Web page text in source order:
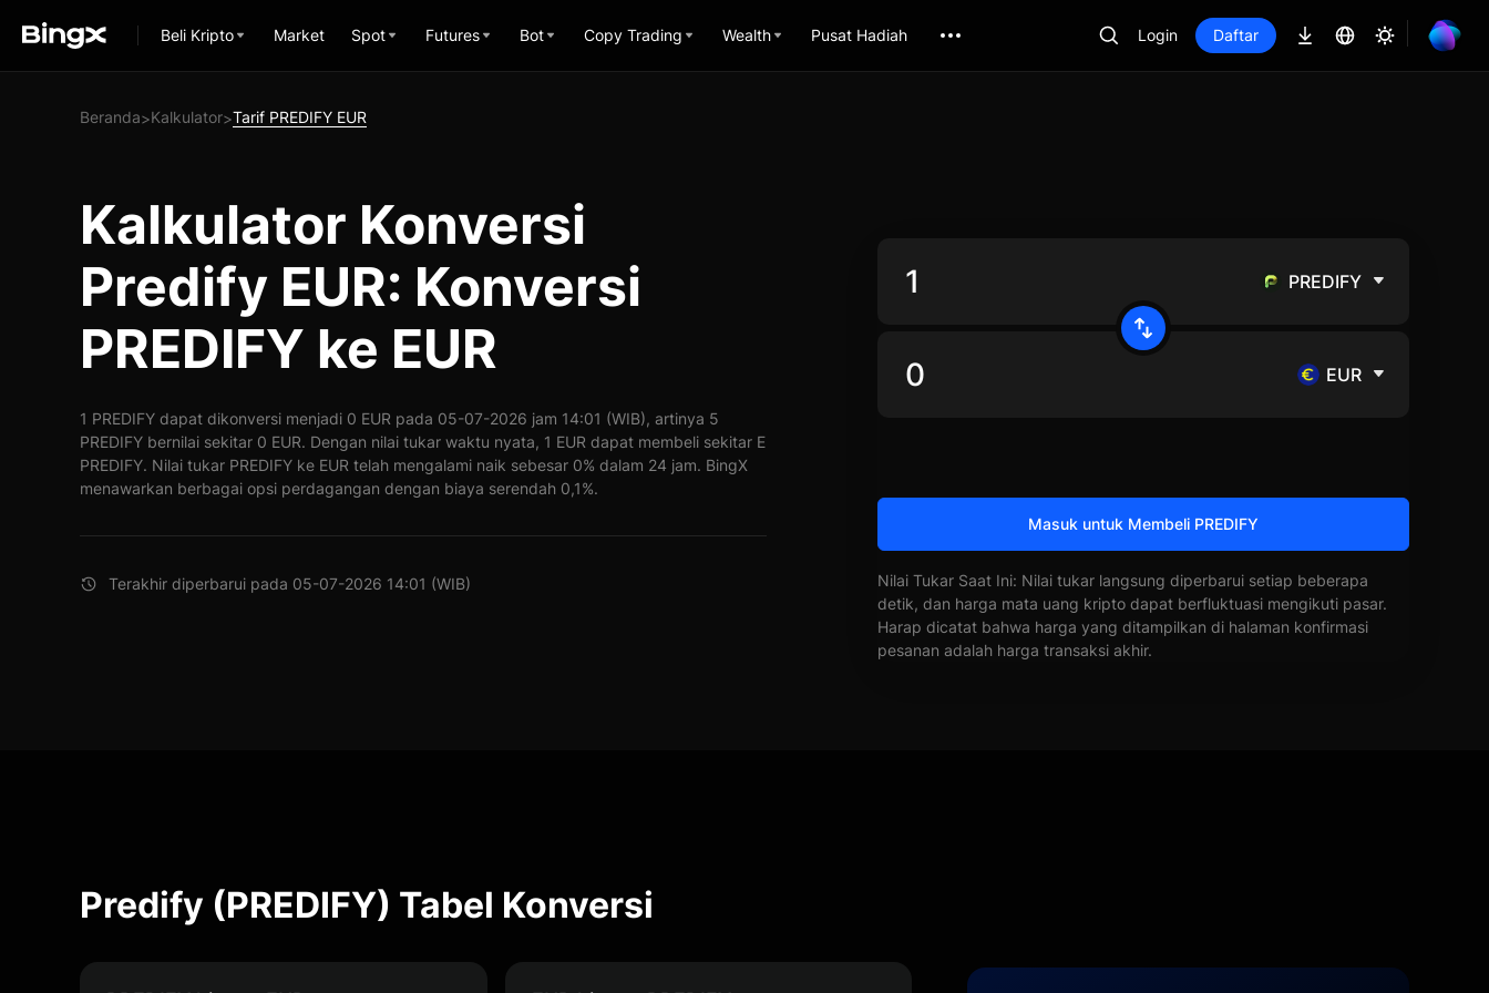
Beli Kripto Market Spot Futures Bot Copy Trading Wealth Pusat Hadiah Login Daftar
Beranda>Kalkulator>Tarif PREDIFY EUR
Kalkulator Konversi
Predify EUR: Konversi
PREDIFY ke EUR
1 PREDIFY dapat dikonversi menjadi 0 EUR pada 05-07-2026 jam 14:01 (WIB), artinya 5
PREDIFY bernilai sekitar 0 EUR. Dengan nilai tukar waktu nyata, 1 EUR dapat membeli sekitar E
PREDIFY. Nilai tukar PREDIFY ke EUR telah mengalami naik sebesar 0% dalam 24 jam. BingX
menawarkan berbagai opsi perdagangan dengan biaya serendah 0,1%.
Terakhir diperbarui pada 05-07-2026 14:01 (WIB)
PREDIFY
EUR
Masuk untuk Membeli PREDIFY
Nilai Tukar Saat Ini: Nilai tukar langsung diperbarui setiap beberapa
detik, dan harga mata uang kripto dapat berfluktuasi mengikuti pasar.
Harap dicatat bahwa harga yang ditampilkan di halaman konfirmasi
pesanan adalah harga transaksi akhir.
Predify (PREDIFY) Tabel Konversi